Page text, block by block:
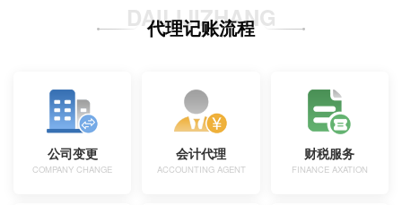
DAILIJIZHANG
代理记账流程
公司变更
COMPANY CHANGE
会计代理
ACCOUNTING AGENT
财税服务
FINANCE AXATION